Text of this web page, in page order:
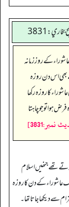
کے روز زمانہ
بھی اس دن روزہ
کا روزہ رکھا
ہوا تو جو چاہتا
تھے جنھیں اسلام
عاشوراء کے دن کا روزہ
سے دیکھا جاتا تھا۔